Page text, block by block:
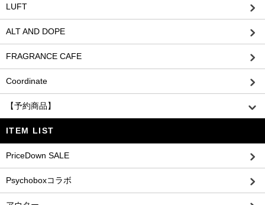
LUFT
ALT AND DOPE
FRAGRANCE CAFE
Coordinate
【予約商品】
ITEM LIST
PriceDown SALE
Psychoboxコラボ